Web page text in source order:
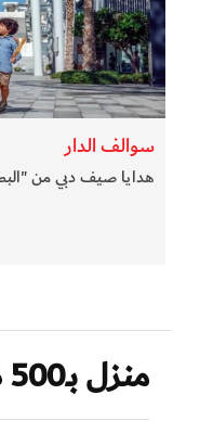
سوالف الدار
هدايا صيف دبي من
منزل بـ500 درهم في دبي.. كيف؟